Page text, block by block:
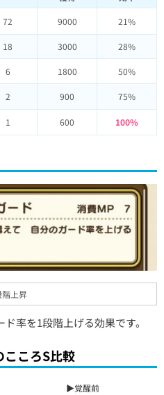
72 9000 21%
18 3000 28%
6 1800 50%
2 900 75%
1 600 100%
上昇
率を1段階上げる効果です。
こころS比較
▶覚醒前